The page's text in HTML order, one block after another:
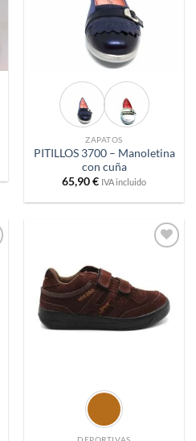
ZAPATOS
PITILLOS 3700 – Manoletina
con cuña
65,90€ IVA incluido